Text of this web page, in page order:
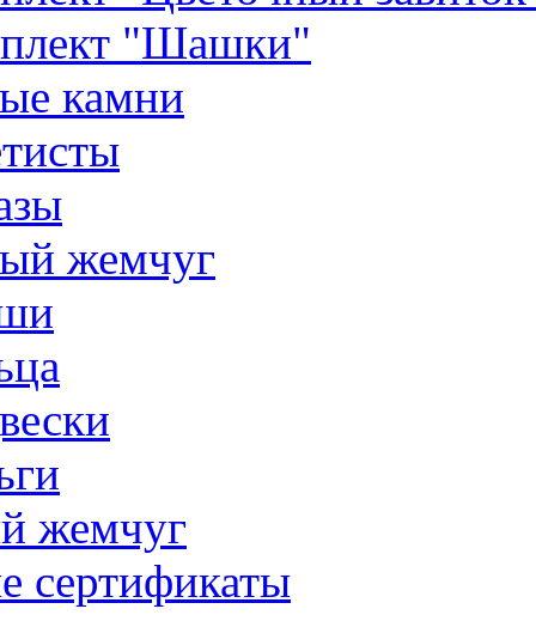
"Шашки"
камни
жемчуг
жемчуг
сертификаты